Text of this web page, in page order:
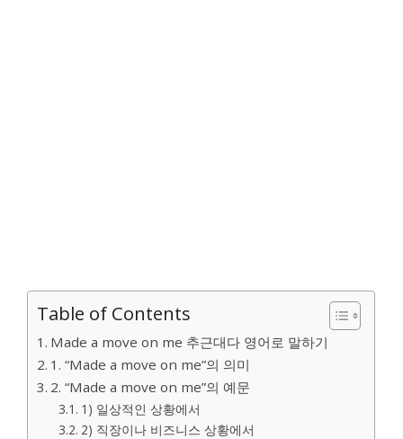
Table of Contents
Made a move on me 추근대다 영어로 말하기
1. “Made a move on me”의 의미
2. “Made a move on me”의 예문
1) 일상적인 상황에서
2) 직장이나 비즈니스 상황에서